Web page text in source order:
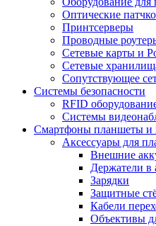
Оптические
Принтсерверы
Проводные
Сетевые карты и
Сетевые
Сопутствующее
Системы безопасности
RFID
Системы
Смартфоны планшеты и
Аксессуары для
Внешние
Держатели в
Зарядки
Защитные
Кабели
Объективы